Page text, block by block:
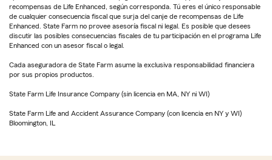
recompensas de Life Enhanced, según corresponda. Tú eres el único responsable
de cualquier consecuencia fiscal que surja del canje de recompensas de Life
Enhanced. State Farm no provee asesoría fiscal ni legal. Es posible que desees
discutir las posibles consecuencias fiscales de tu participación en el programa Life
Enhanced con un asesor fiscal o legal.
Cada aseguradora de State Farm asume la exclusiva responsabilidad financiera
por sus propios productos.
State Farm Life Insurance Company (sin licencia en MA, NY ni WI)
State Farm Life and Accident Assurance Company (con licencia en NY y WI)
Bloomington, IL